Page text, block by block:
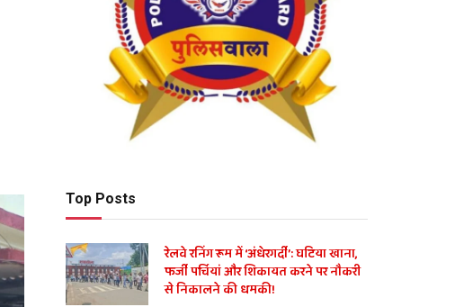
Top Posts
रेलवे रनिंग रूम में ‘अंधेरगर्दी’: घटिया खाना,
फर्जी पर्चियां और शिकायत करने पर नौकरी
से निकालने की धमकी!